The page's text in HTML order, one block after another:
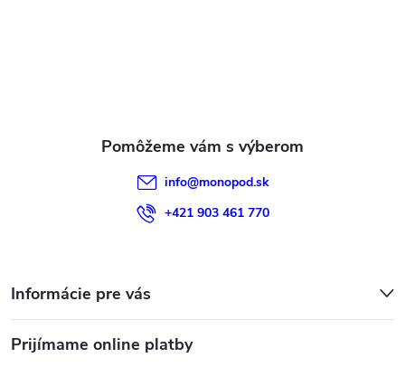
info@monopod.sk
+421 903 461 770
Informácie pre vás
Prijímame online platby